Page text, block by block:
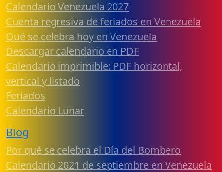
Calendario Venezuela 2027
Cuenta regresiva de feriados en Venezuela
Qué se celebra hoy en Venezuela
Descargar calendario en PDF
Calendario imprimible: PDF horizontal,
vertical y listado
Feriados
Calendario Lunar
Blog
Por qué se celebra el Día del Bombero
Calendario 2021 de septiembre en Venezuela